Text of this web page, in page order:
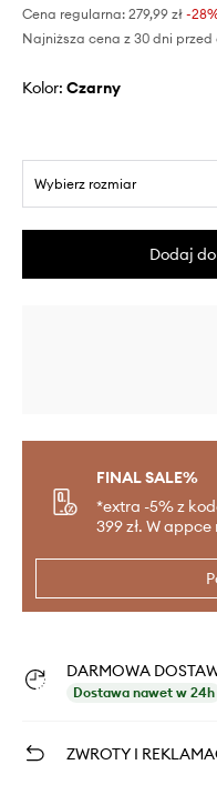
Cena regularna: 279,99 zł -
Najniższa cena z 30 dni przed
Kolor: czarny
Wybierz rozmiar
Dodaj
FINAL SALE%
*extra -5% z
399 zł. W
DARMOWA
Dostawa nawet w 24h
ZWROTY I